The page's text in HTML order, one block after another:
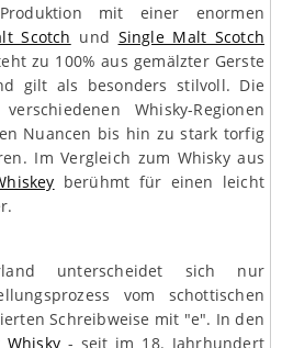
mit einer enormen
Scotch und Single Malt Scotch
zu 100% aus gemälzter Gerste
gilt als besonders stilvoll. Die
Whisky-Regionen
Nuancen bis hin zu stark torfig
Im Vergleich zum Whisky aus
berühmt für einen leicht
unterscheidet sich nur
vom schottischen
Schreibweise mit "e". In den
Whisky- seit im 18. Jahrhundert